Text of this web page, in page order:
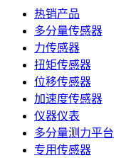
热销产品
多分量传感器
力传感器
扭矩传感器
位移传感器
加速度传感器
仪器仪表
多分量测力平台
专用传感器